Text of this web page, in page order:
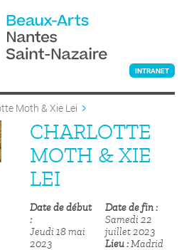
INTRANET
Moth & Xie Lei
CHARLOTTE
MOTH & XIE
LEI
Date de début
Jeudi 18 mai
2023
Date de fin
Samedi 22
juillet 2023
Lieu Madrid